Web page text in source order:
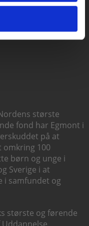
største
fond har Egmont i
på at
100
børn og unge i
Sverige i at
i samfundet og
største og førende